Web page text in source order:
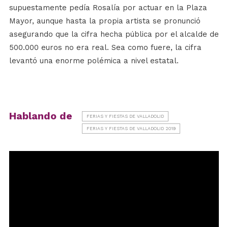
supuestamente pedía Rosalía por actuar en la Plaza
Mayor, aunque hasta la propia artista se pronunció
asegurando que la cifra hecha pública por el alcalde de
500.000 euros no era real. Sea como fuere, la cifra
levantó una enorme polémica a nivel estatal.
Hablando de FERIAS Y FIESTAS DE VALLADOLID
FERIAS Y FIESTAS DE VALLADOLID 2019